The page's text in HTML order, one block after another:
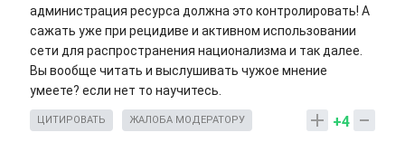
администрация ресурса должна это контролировать! А
сажать уже при рецидиве и активном использовании
сети для распространения национализма и так далее.
Вы вообще читать и выслушивать чужое мнение
умеете? если нет то научитесь.
+4
ЦИТИРОВАТЬ ЖАЛОБА МОДЕРАТОРУ